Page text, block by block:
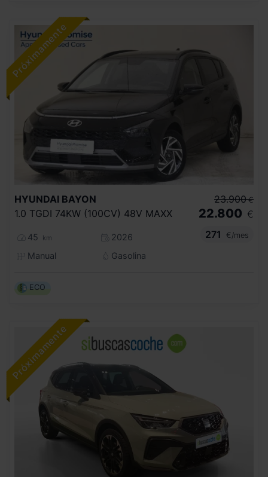
HYUNDAI BAYON
1.0 TGDI 74KW (100CV) 48V MAXX
45 km
2026
Manual
Gasolina
23.900 €
22.800 €
271
€/mes
ECO